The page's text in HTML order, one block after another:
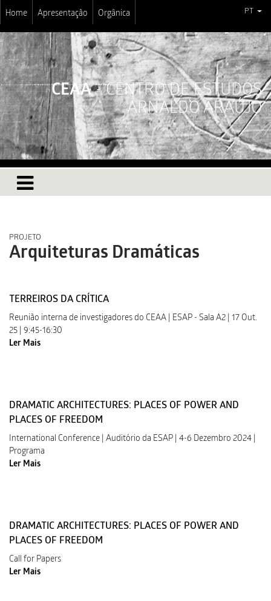
Home Apresentação Orgânica PT
CEAA- CENTRO DE ESTUDOS
ARNALDO ARAÚJO
PROJETO
Arquiteturas Dramáticas
TERREIROS DA CRÍTICA
Reunião interna de investigadores do CEAA | ESAP - Sala A2 | 17 Out.
25 | 9:45-16:30
Ler Mais
DRAMATIC ARCHITECTURES: PLACES OF POWER AND
PLACES OF FREEDOM
International Conference | Auditório da ESAP | 4-6 Dezembro 2024 |
Programa
Ler Mais
DRAMATIC ARCHITECTURES: PLACES OF POWER AND
PLACES OF FREEDOM
Call for Papers
Ler Mais